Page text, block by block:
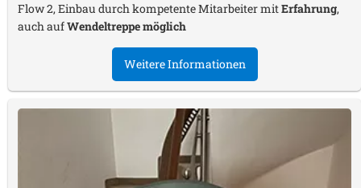
Flow 2, Einbau durch kompetente Mitarbeiter mitErfahrung,
auch aufWendeltreppe möglich
Weitere Informationen